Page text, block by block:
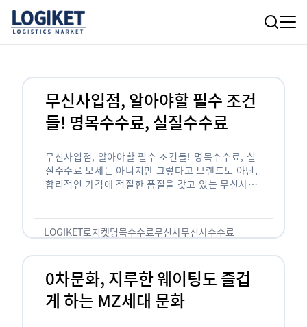
무신사입점, 알아야할 필수 조건
들! 명목수수료, 실질수수료
무신사입점, 알아야할 필수 조건들! 명목수수료, 실
질수수료 보세는 아니지만 그렇다고 브랜드도 아닌,
합리적인 가격에 적절한 품질을 갖고 있는 무신사!
LOGIKET로지켓명목수수료무신사무신사수수료
0차문화, 지루한 웨이팅도 즐겁
게 하는 MZ세대 문화